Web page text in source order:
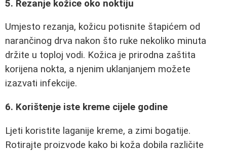
5. Rezanje kožice oko noktiju
Umjesto rezanja, kožicu potisnite štapićem od
narančinog drva nakon što ruke nekoliko minuta
držite u toploj vodi. Kožica je prirodna zaštita
korijena nokta, a njenim uklanjanjem možete
izazvati infekcije.
6. Korištenje iste kreme cijele godine
Ljeti koristite laganije kreme, a zimi bogatije.
Rotirajte proizvode kako bi koža dobila različite